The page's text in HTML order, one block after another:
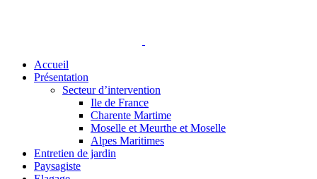
Accueil
Présentation
Secteur d’intervention
Ile de France
Charente Martime
Moselle et Meurthe et Moselle
Alpes Maritimes
Entretien de jardin
Paysagiste